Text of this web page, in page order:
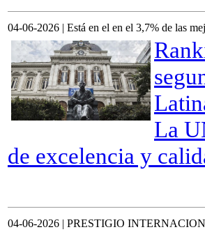
04-06-2026 | Está en el en el 3,7% de las
La
de excelencia y
04-06-2026 | PRESTIGIO